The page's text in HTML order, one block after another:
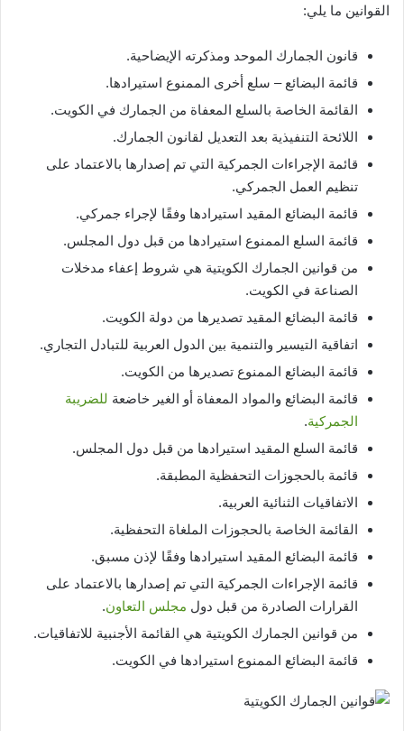
القوانين ما يلي:
قانون الجمارك الموحد ومذكرته الإيضاحية.
قائمة البضائع – سلع أخرى الممنوع استيرادها.
القائمة الخاصة بالسلع المعفاة من الجمارك في الكويت.
اللائحة التنفيذية بعد التعديل لقانون الجمارك.
قائمة الإجراءات الجمركية التي تم إصدارها بالاعتماد على
تنظيم العمل الجمركي.
قائمة البضائع المقيد استيرادها وفقًا لإجراء جمركي.
قائمة السلع الممنوع استيرادها من قبل دول المجلس.
من قوانين الجمارك الكويتية هي شروط إعفاء مدخلات
الصناعة في الكويت.
قائمة البضائع المقيد تصديرها من دولة الكويت.
اتفاقية التيسير والتنمية بين الدول العربية للتبادل التجاري.
قائمة البضائع الممنوع تصديرها من الكويت.
قائمة البضائع والمواد المعفاة أو الغير خاضعة للضريبة
الجمركية.
قائمة السلع المقيد استيرادها من قبل دول المجلس.
قائمة بالحجوزات التحفظية المطبقة.
الاتفاقيات الثنائية العربية.
القائمة الخاصة بالحجوزات الملغاة التحفظية.
قائمة البضائع المقيد استيرادها وفقًا لإذن مسبق.
قائمة الإجراءات الجمركية التي تم إصدارها بالاعتماد على
القرارات الصادرة من قبل دول مجلس التعاون.
من قوانين الجمارك الكويتية هي القائمة الأجنبية للاتفاقيات.
قائمة البضائع الممنوع استيرادها في الكويت.